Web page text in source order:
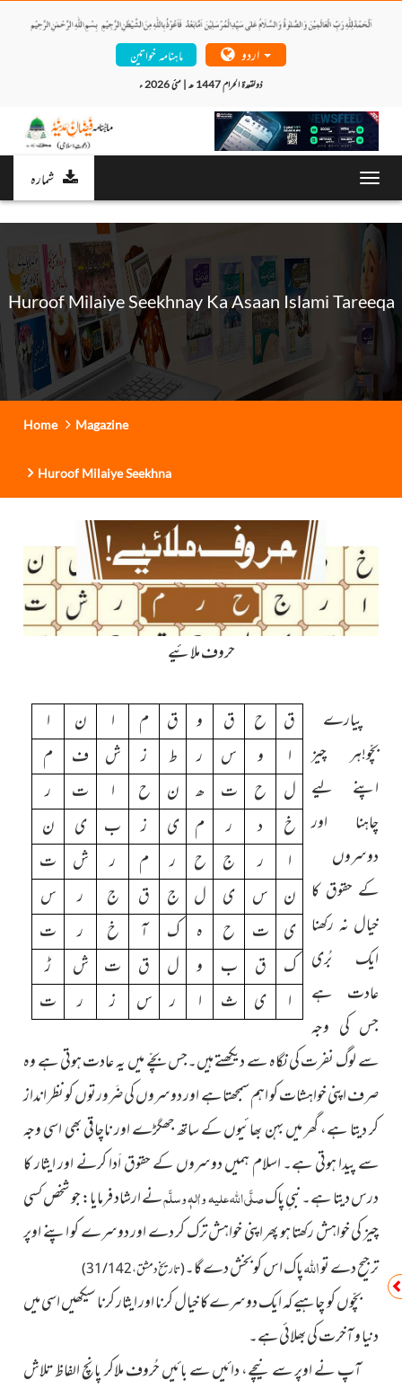
ماہنامہ خواتین
ذولقعدۃ الحرام 1447 ھ | مئی 2026 ء
شمارہ
Huroof Milaiye Seekhnay Ka Asaan Islami Tareeqa
Home Magazine
Huroof Milaiye Seekhna
حروف ملائیے
ق ح ق و ق م ا ن
ا
ا
و س ر ط ز ش ف
م
ل ح ت ھ ن ح ا ت
ر
خ
د ر م ی ز ب ی
ن
ا
ر ج ح ر م ر ش ت
ن س ی ل ج ق ج ر
س
ی ت ح ہ ک آ خ ر
ت
ک ق ب و ل ق ت ش
ڑ
ا
ی ث ا ر س ز ر ت
پیارے
بچّو!ہر چیز
اپنے لیے
چاہنا اور
دوسروں
کے حقوق کا
خیال نہ رکھنا
ایک بُری
عادت ہے
جس کی وجہ
سے لوگ نفرت کی نگاہ سے دیکھتے ہیں۔جس بچّے میں یہ عادت ہوتی ہے وہ
صرف اپنی خواہشات کو اہم سمجھتا ہے اور دوسروں کی ضَرورتوں کو نظر انداز
کر دیتا ہے، گھر میں بہن بھائیوں کے ساتھ جھگڑے اور ناچاقی بھی اسی وجہ
سے پیدا ہوتی ہے۔ اسلام ہمیں دوسروں کے حقوق اَدا کرنے اور ایثار کا
درس دیتا ہے۔ نبیِ پاکصلَّی اللہ علیہ واٰلہٖ وسلَّمنے ارشاد فرمایا: جو شخص کسی
چیز کی خواہش رکھتا ہو پھر اپنی خواہش ترک کر دے اور دوسرے کو اپنے اوپر
تر جیح دے تواللہپاک اس کو بخش دے گا۔(تاریخ دمشق،31/142)
بچّوں کو چاہیے کہ ایک دوسرے کا خیال کرنا اور ایثار کرنا سیکھیں اسی میں
دنیا و آخرت کی بھلائی ہے۔
آپ نے اوپر سے نیچے، دائیں سے بائیں حُروف ملاکر پانچ الفاظ تلاش